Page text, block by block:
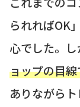
られればOK
心でした。し
ョップの目
ありながら